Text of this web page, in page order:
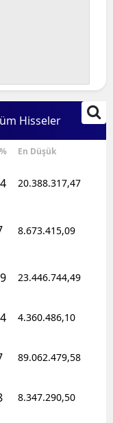
Hisseler
En Düşük
20.388.317,47
8.673.415,09
23.446.744,49
4.360.486,10
89.062.479,58
8.347.290,50